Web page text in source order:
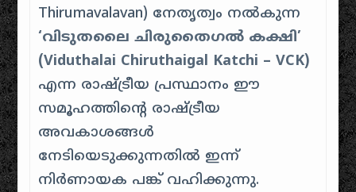
Thirumavalavan) നേതൃത്വം നൽകുന്ന
‘വിടുതലൈ ചിരുതൈഗൽ കക്ഷി’
(Viduthalai Chiruthaigal Katchi – VCK)
എന്ന രാഷ്ട്രീയ പ്രസ്ഥാനം ഈ
സമൂഹത്തിന്റെ രാഷ്ട്രീയ
അവകാശങ്ങൾ
നേടിയെടുക്കുന്നതിൽ ഇന്ന്
നിർണായക പങ്ക് വഹിക്കുന്നു.